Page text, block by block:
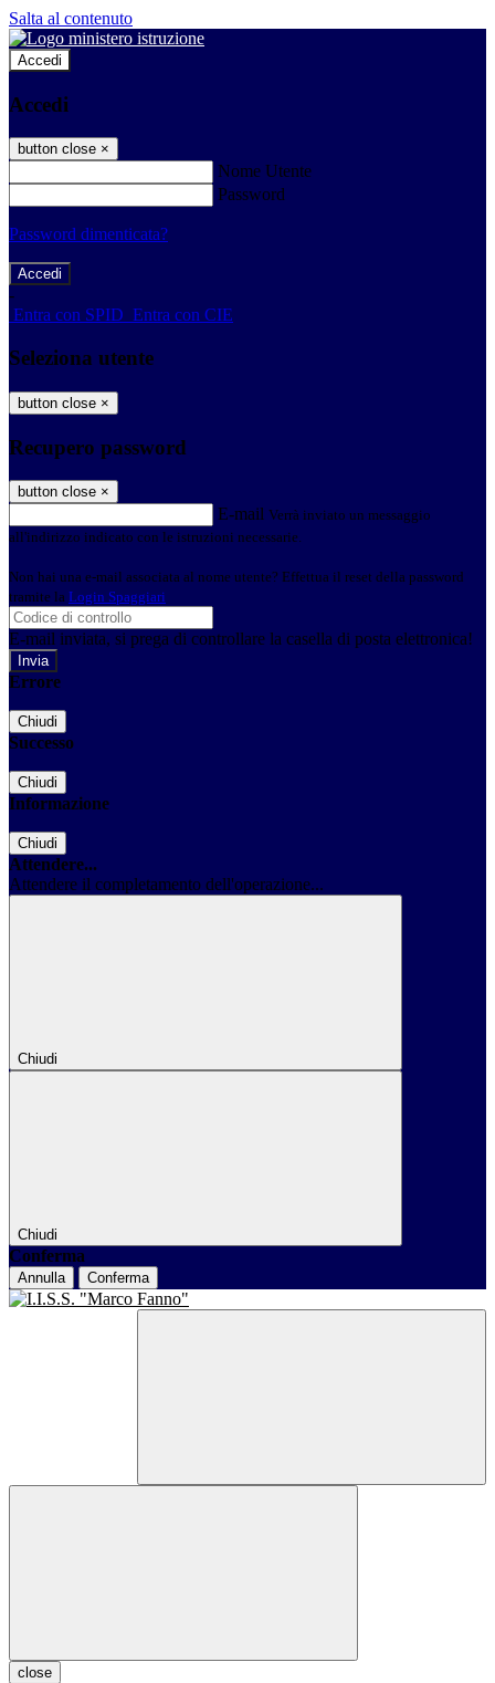
Salta al contenuto
Accedi
Accedi
button close ×
Nome Utente
Password
Password dimenticata?
-
Entra con SPID Entra con CIE
Seleziona utente
button close ×
Recupero password
button close ×
E-mail Verrà inviato un messaggio
all'indirizzo indicato con le istruzioni necessarie.
Non hai una e-mail associata al nome utente? Effettua il reset della password
tramite la Login Spaggiari
E-mail inviata, si prega di controllare la casella di posta elettronica!
Errore
Chiudi
Successo
Chiudi
Informazione
Chiudi
Attendere...
Attendere il completamento dell'operazione...
Chiudi
Chiudi
Conferma
Annulla Conferma
close